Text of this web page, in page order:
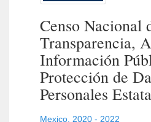
Censo Nacional
Transparencia,
Información
Protección de
Personales
Mexico 2020 - 2022